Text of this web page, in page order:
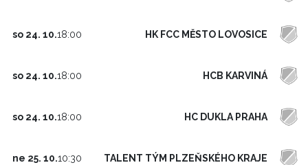
so 24. 10.18:00 HK FCC MĚSTO LOVOSICE
so 24. 10.18:00 HCB KARVINÁ
so 24. 10.18:00 HC DUKLA PRAHA
ne 25. 10.10:30 TALENT TÝM PLZEŇSKÉHO KRAJE